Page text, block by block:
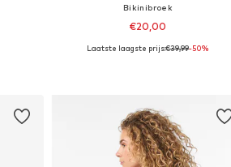
Bikinibroek
€20,00
Beschikbare maten: XXL-XXXL, XXXL-4XL
Laatste laagste prijs:€39,99-50%